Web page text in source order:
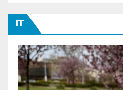
IT